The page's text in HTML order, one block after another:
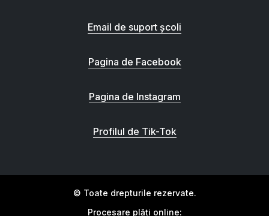
Email de suport școli
Pagina de Facebook
Pagina de Instagram
Profilul de Tik-Tok
© Toate drepturile rezervate.
Procesare plăți online: